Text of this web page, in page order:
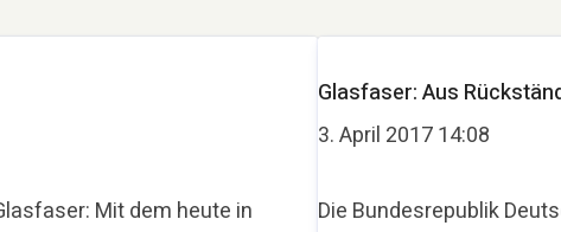
Mit dem heute in
Glasfaser: Aus
3. April 2017 14:08
Die Bundesrepublik